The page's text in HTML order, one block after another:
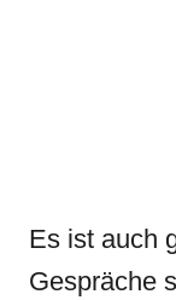
Es ist auch
Gespräche